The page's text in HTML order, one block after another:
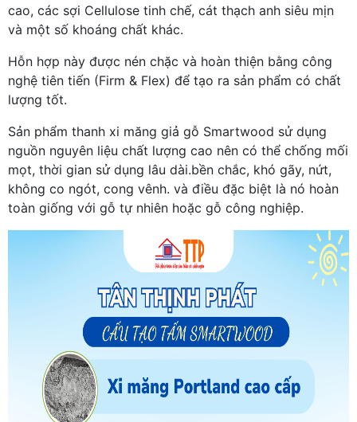
cao, các sợi Cellulose tinh chế, cát thạch anh siêu mịn
và một số khoáng chất khác.
Hỗn hợp này được nén chặc và hoàn thiện bằng công
nghệ tiên tiến (Firm & Flex) để tạo ra sản phẩm có chất
lượng tốt.
Sản phẩm thanh xi măng giả gỗ Smartwood sử dụng
nguồn nguyên liệu chất lượng cao nên có thể chống mối
mọt, thời gian sử dụng lâu dài.bền chắc, khó gãy, nứt,
không co ngót, cong vênh. và điều đặc biệt là nó hoàn
toàn giống với gỗ tự nhiên hoặc gỗ công nghiệp.